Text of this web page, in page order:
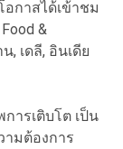
อกาสได้เข้าชม
&
, เดลี, อินเดีย
ารเติบโต เป็น
มต้องการ